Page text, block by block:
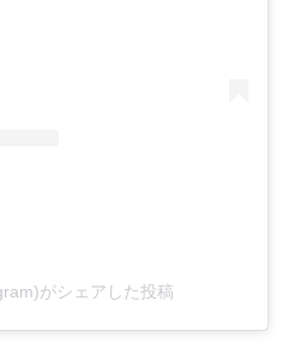
がシェアした投稿